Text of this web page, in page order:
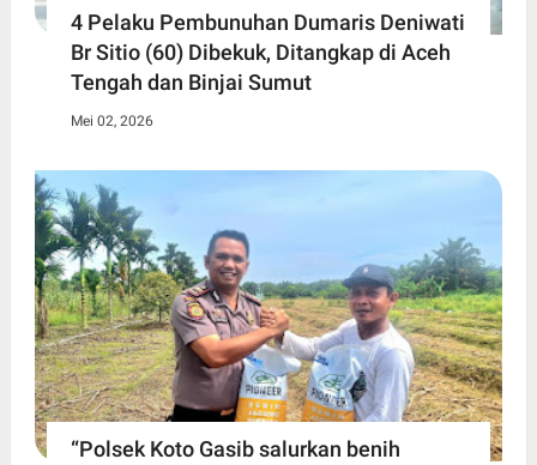
4 Pelaku Pembunuhan Dumaris Deniwati
Br Sitio (60) ‎Dibekuk, Ditangkap di Aceh
Tengah ‎dan Binjai Sumut
Mei 02, 2026
“Polsek Koto Gasib salurkan benih